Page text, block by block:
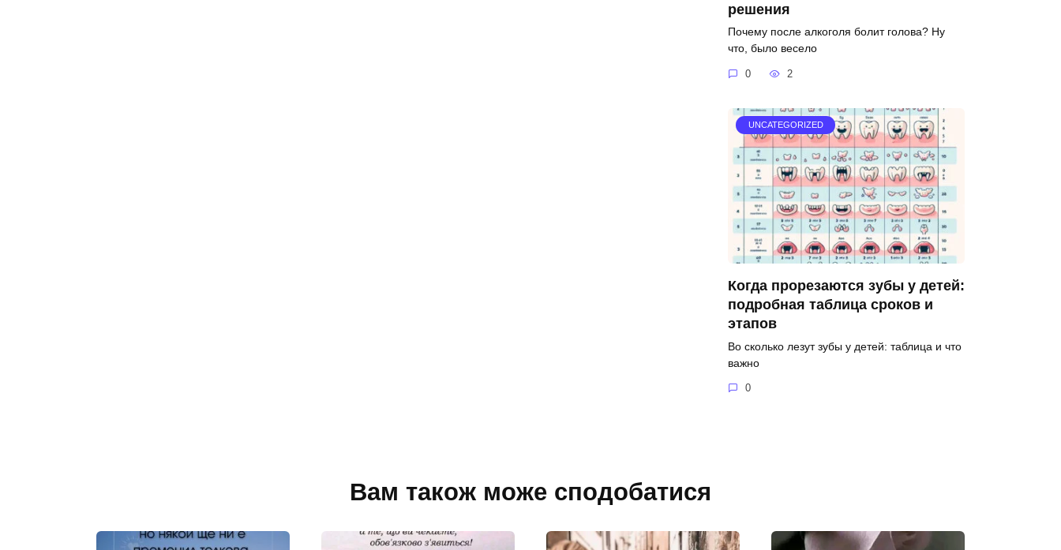
решения
Почему после алкоголя болит голова? Ну
что, было весело
0 2
UNCATEGORIZED
Когда прорезаются зубы у детей:
подробная таблица сроков и
этапов
Во сколько лезут зубы у детей: таблица и что
важно
0
Вам також може сподобатися